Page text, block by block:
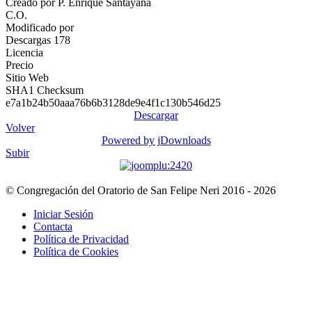
Creado porP. Enrique Santayana
C.O.
Modificado por
Descargas 178
Licencia
Precio
Sitio Web
SHA1 Checksum
e7a1b24b50aaa76b6b3128de9e4f1c130b546d25
Descargar
Volver
Powered by jDownloads
Subir
© Congregación del Oratorio de San Felipe Neri 2016 - 2026
Iniciar Sesión
Contacta
Política de Privacidad
Política de Cookies